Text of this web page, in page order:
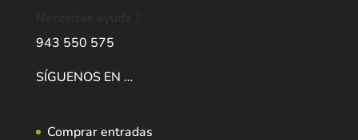
943 550 575
SÍGUENOS EN …
Comprar entradas